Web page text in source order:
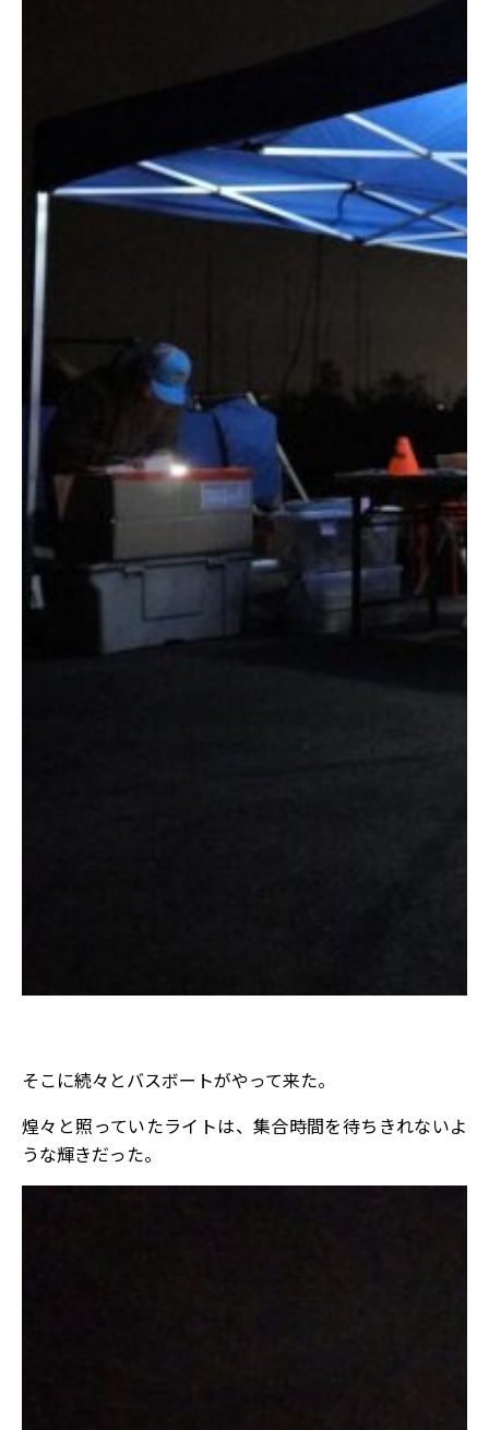
そこに続々とバスボートがやって来た。
煌々と照っていたライトは、集合時間を待ちきれないよ
うな輝きだった。